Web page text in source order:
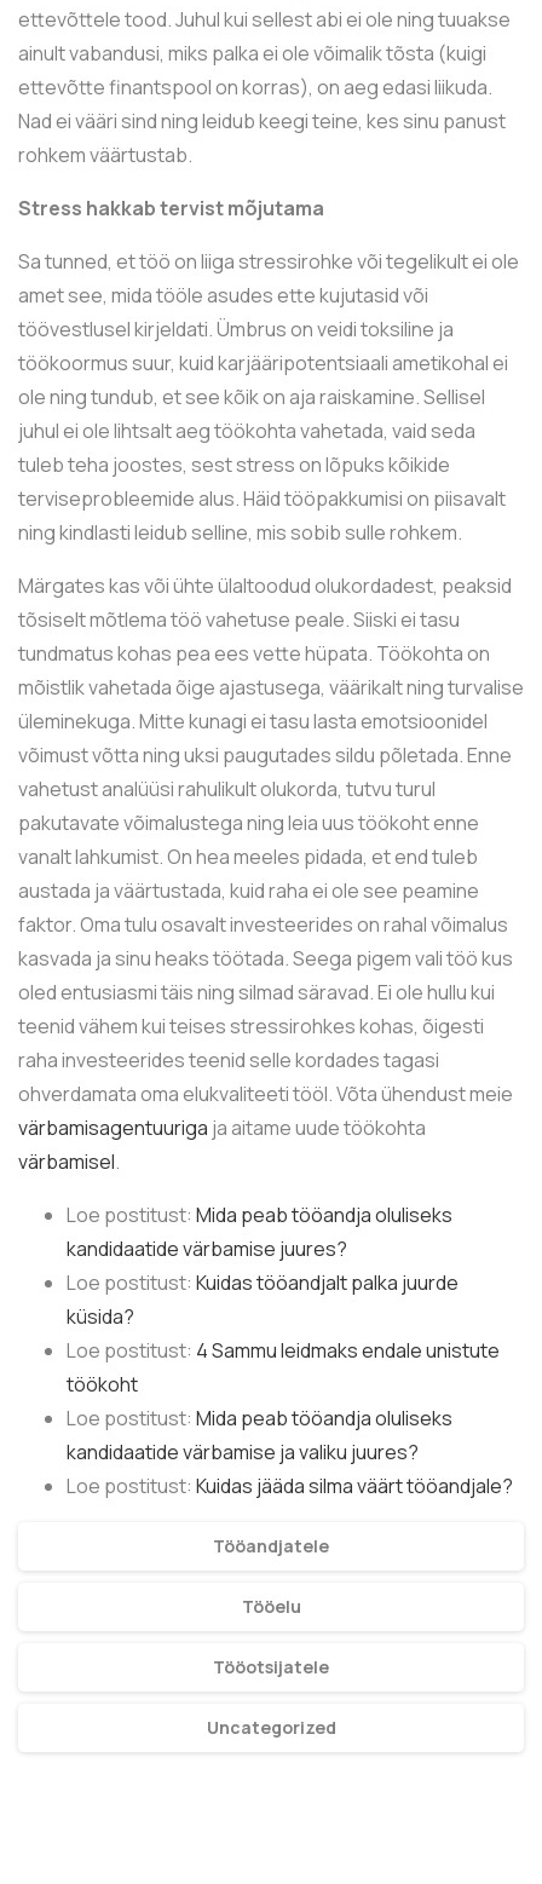
ettevõttele tood. Juhul kui sellest abi ei ole ning tuuakse
ainult vabandusi, miks palka ei ole võimalik tõsta (kuigi
ettevõtte finantspool on korras), on aeg edasi liikuda.
Nad ei vääri sind ning leidub keegi teine, kes sinu panust
rohkem väärtustab.
Stress hakkab tervist mõjutama
Sa tunned, et töö on liiga stressirohke või tegelikult ei ole
amet see, mida tööle asudes ette kujutasid või
töövestlusel kirjeldati. Ümbrus on veidi toksiline ja
töökoormus suur, kuid karjääripotentsiaali ametikohal ei
ole ning tundub, et see kõik on aja raiskamine. Sellisel
juhul ei ole lihtsalt aeg töökohta vahetada, vaid seda
tuleb teha joostes, sest stress on lõpuks kõikide
terviseprobleemide alus. Häid tööpakkumisi on piisavalt
ning kindlasti leidub selline, mis sobib sulle rohkem.
Märgates kas või ühte ülaltoodud olukordadest, peaksid
tõsiselt mõtlema töö vahetuse peale. Siiski ei tasu
tundmatus kohas pea ees vette hüpata. Töökohta on
mõistlik vahetada õige ajastusega, väärikalt ning turvalise
üleminekuga. Mitte kunagi ei tasu lasta emotsioonidel
võimust võtta ning uksi paugutades sildu põletada. Enne
vahetust analüüsi rahulikult olukorda, tutvu turul
pakutavate võimalustega ning leia uus töökoht enne
vanalt lahkumist. On hea meeles pidada, et end tuleb
austada ja väärtustada, kuid raha ei ole see peamine
faktor. Oma tulu osavalt investeerides on rahal võimalus
kasvada ja sinu heaks töötada. Seega pigem vali töö kus
oled entusiasmi täis ning silmad säravad. Ei ole hullu kui
teenid vähem kui teises stressirohkes kohas, õigesti
raha investeerides teenid selle kordades tagasi
ohverdamata oma elukvaliteeti tööl. Võta ühendust meie
värbamisagentuuriga ja aitame uude töökohta
värbamisel.
Loe postitust: Mida peab tööandja oluliseks
kandidaatide värbamise juures?
Loe postitust: Kuidas tööandjalt palka juurde
küsida?
Loe postitust: 4 Sammu leidmaks endale unistute
töökoht
Loe postitust: Mida peab tööandja oluliseks
kandidaatide värbamise ja valiku juures?
Loe postitust: Kuidas jääda silma väärt tööandjale?
Tööandjatele
Tööelu
Tööotsijatele
Uncategorized